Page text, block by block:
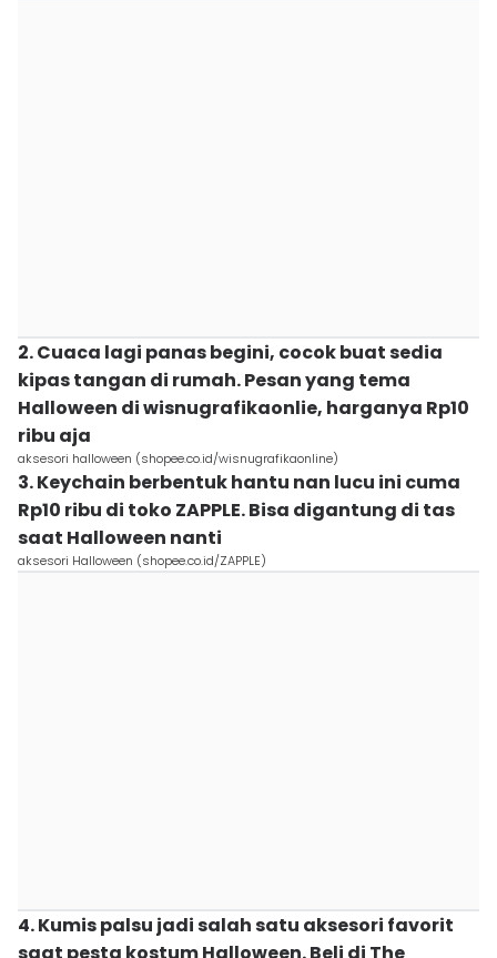
2. Cuaca lagi panas begini, cocok buat sedia
kipas tangan di rumah. Pesan yang tema
Halloween di wisnugrafikaonlie, harganya Rp10
ribu aja
aksesori halloween (shopee.co.id/wisnugrafikaonline)
3. Keychain berbentuk hantu nan lucu ini cuma
Rp10 ribu di toko ZAPPLE. Bisa digantung di tas
saat Halloween nanti
aksesori Halloween (shopee.co.id/ZAPPLE)
4. Kumis palsu jadi salah satu aksesori favorit